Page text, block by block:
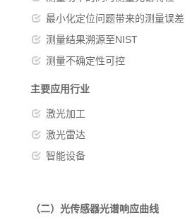
最小化定位问题带来的测量误差
测量结果溯源至NIST
测量不确定性可控
主要应用行业
激光加工
激光雷达
智能设备
（二）光传感器光谱响应曲线